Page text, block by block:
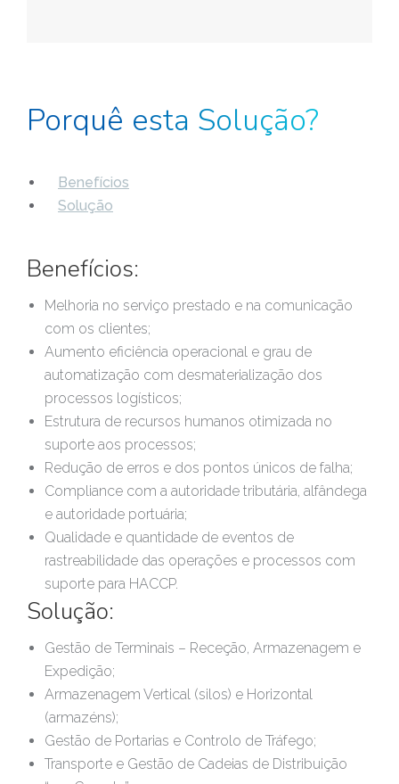
Porquê esta Solução?
Benefícios
Solução
Benefícios:
Melhoria no serviço prestado e na comunicação
com os clientes;
Aumento eficiência operacional e grau de
automatização com desmaterialização dos
processos logísticos;
Estrutura de recursos humanos otimizada no
suporte aos processos;
Redução de erros e dos pontos únicos de falha;
Compliance com a autoridade tributária, alfândega
e autoridade portuária;
Qualidade e quantidade de eventos de
rastreabilidade das operações e processos com
suporte para HACCP.
Solução:
Gestão de Terminais – Receção, Armazenagem e
Expedição;
Armazenagem Vertical (silos) e Horizontal
(armazéns);
Gestão de Portarias e Controlo de Tráfego;
Transporte e Gestão de Cadeias de Distribuição